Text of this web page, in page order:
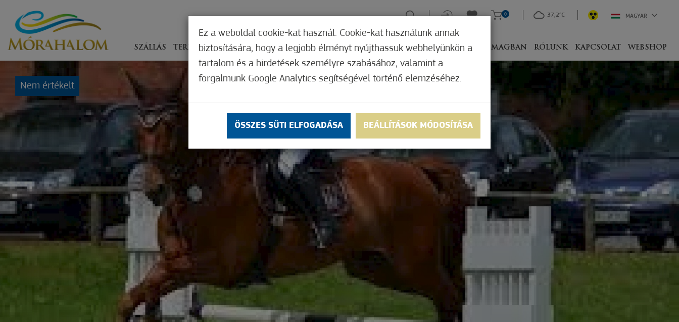
SZÁLLÁS TERÍTÉKEN ÉLMÉNYSZERZÉS ZÖLD FÓKUSZ GYÓGYHELY MERRE, MIVEL CSOMAGBAN RÓLUNK KAPCSOLAT WEBSHOP
0 37,2°C MAGYAR
Nem értékelt
Ez a weboldal cookie-kat használ. Cookie-kat használunk annak
biztosítására, hogy a legjobb élményt nyújthassuk webhelyünkön a
tartalom és a hirdetések személyre szabásához, valamint a
forgalmunk Google Analytics segítségével történő elemzéséhez.
ÖSSZES SÜTI ELFOGADÁSA BEÁLLÍTÁSOK MÓDOSÍTÁSA